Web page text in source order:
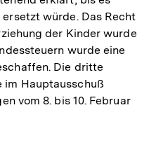
würde. Das Recht
der Kinder wurde
wurde eine
Die dritte
im Hauptausschuß
vom 8. bis 10. Februar